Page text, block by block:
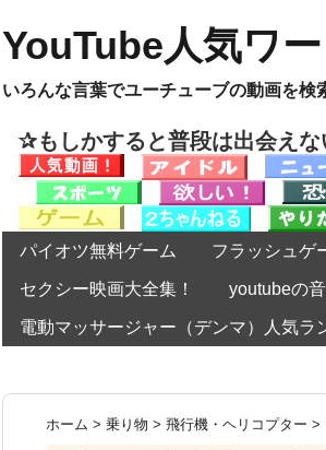
YouTube人気ワー
いろんな言葉でユーチューブの動画を検
✰もしかすると普段は出会え
パイオツ無料ゲーム フラッシュゲ
セクシー映画大全集！ youtubeの
電動マッサージャー（デンマ）人気ラ
ホーム > 乗り物 > 飛行機・ヘリコプター >